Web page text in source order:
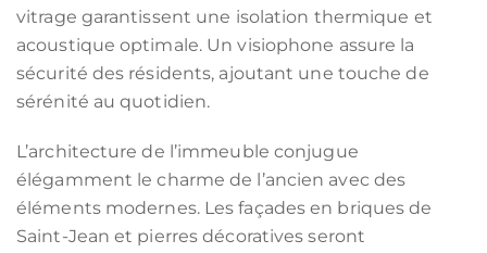
vitrage garantissent une isolation thermique et
acoustique optimale. Un visiophone assure la
sécurité des résidents, ajoutant une touche de
sérénité au quotidien.
L’architecture de l’immeuble conjugue
élégamment le charme de l’ancien avec des
éléments modernes. Les façades en briques de
Saint-Jean et pierres décoratives seront